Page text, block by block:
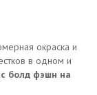
окраска и
в одном и
болд фэшн на